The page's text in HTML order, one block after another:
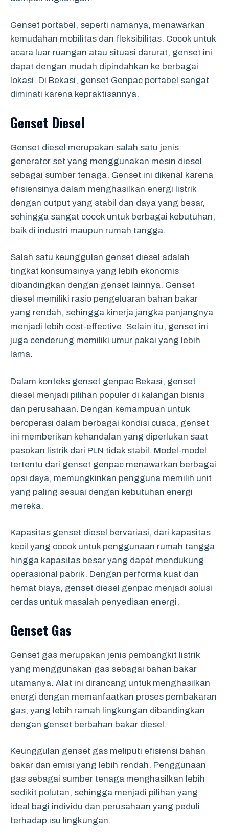
Genset portabel, seperti namanya, menawarkan
kemudahan mobilitas dan fleksibilitas. Cocok untuk
acara luar ruangan atau situasi darurat, genset ini
dapat dengan mudah dipindahkan ke berbagai
lokasi. Di Bekasi, genset Genpac portabel sangat
diminati karena kepraktisannya.
Genset Diesel
Genset diesel merupakan salah satu jenis
generator set yang menggunakan mesin diesel
sebagai sumber tenaga. Genset ini dikenal karena
efisiensinya dalam menghasilkan energi listrik
dengan output yang stabil dan daya yang besar,
sehingga sangat cocok untuk berbagai kebutuhan,
baik di industri maupun rumah tangga.
Salah satu keunggulan genset diesel adalah
tingkat konsumsinya yang lebih ekonomis
dibandingkan dengan genset lainnya. Genset
diesel memiliki rasio pengeluaran bahan bakar
yang rendah, sehingga kinerja jangka panjangnya
menjadi lebih cost-effective. Selain itu, genset ini
juga cenderung memiliki umur pakai yang lebih
lama.
Dalam konteks genset genpac Bekasi, genset
diesel menjadi pilihan populer di kalangan bisnis
dan perusahaan. Dengan kemampuan untuk
beroperasi dalam berbagai kondisi cuaca, genset
ini memberikan kehandalan yang diperlukan saat
pasokan listrik dari PLN tidak stabil. Model-model
tertentu dari genset genpac menawarkan berbagai
opsi daya, memungkinkan pengguna memilih unit
yang paling sesuai dengan kebutuhan energi
mereka.
Kapasitas genset diesel bervariasi, dari kapasitas
kecil yang cocok untuk penggunaan rumah tangga
hingga kapasitas besar yang dapat mendukung
operasional pabrik. Dengan performa kuat dan
hemat biaya, genset diesel genpac menjadi solusi
cerdas untuk masalah penyediaan energi.
Genset Gas
Genset gas merupakan jenis pembangkit listrik
yang menggunakan gas sebagai bahan bakar
utamanya. Alat ini dirancang untuk menghasilkan
energi dengan memanfaatkan proses pembakaran
gas, yang lebih ramah lingkungan dibandingkan
dengan genset berbahan bakar diesel.
Keunggulan genset gas meliputi efisiensi bahan
bakar dan emisi yang lebih rendah. Penggunaan
gas sebagai sumber tenaga menghasilkan lebih
sedikit polutan, sehingga menjadi pilihan yang
ideal bagi individu dan perusahaan yang peduli
terhadap isu lingkungan.